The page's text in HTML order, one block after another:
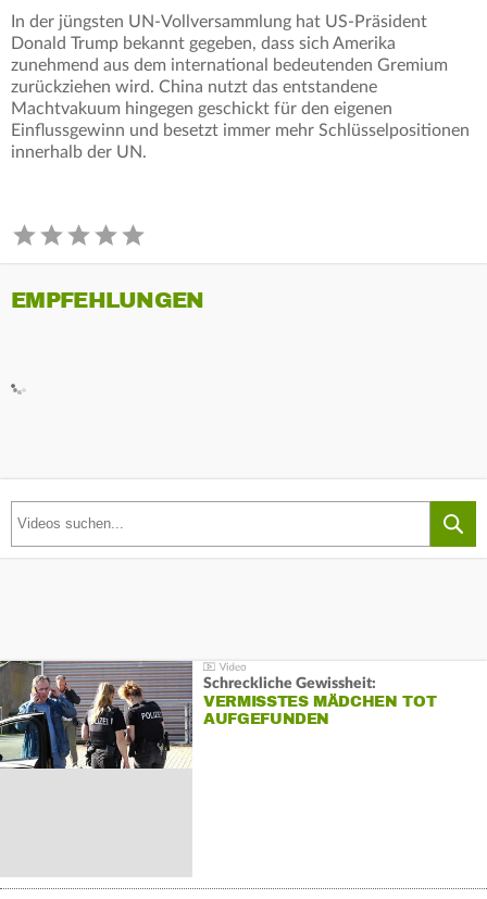
In der jüngsten UN-Vollversammlung hat US-Präsident
Donald Trump bekannt gegeben, dass sich Amerika
zunehmend aus dem international bedeutenden Gremium
zurückziehen wird. China nutzt das entstandene
Machtvakuum hingegen geschickt für den eigenen
Einflussgewinn und besetzt immer mehr Schlüsselpositionen
innerhalb der UN.
EMPFEHLUNGEN
Schreckliche Gewissheit:
VERMISSTES MÄDCHEN TOT
AUFGEFUNDEN